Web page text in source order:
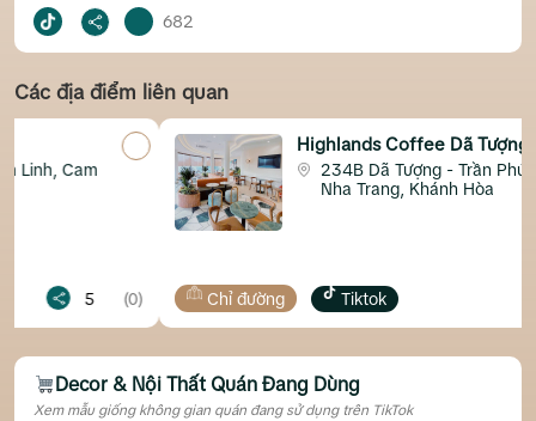
682
Các địa điểm liên quan
Highlands Coffee Dã Tượng Trần Phú
234B Dã Tượng - Trần Phú, Phường
Nha Trang, Khánh Hòa
Chỉ đường Tiktok
Decor & Nội Thất Quán Đang Dùng
Xem mẫu giống không gian quán đang sử dụng trên TikTok